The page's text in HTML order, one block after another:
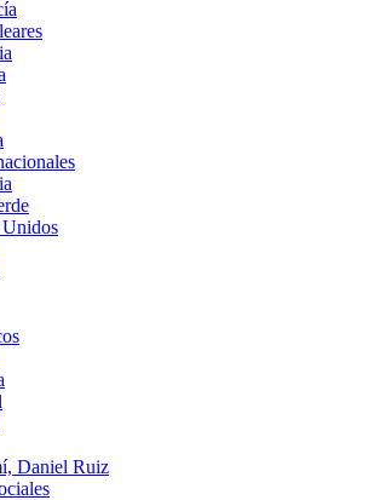
Unidos
Daniel Ruiz